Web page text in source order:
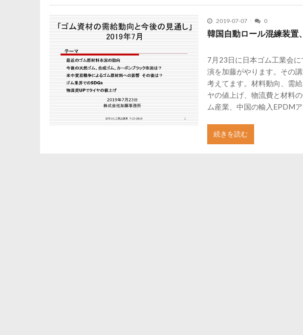
2019-07-07 0
韓国自動ロール混練装
7月23日に日本ゴム工業会
演を加藤がやります。その
考えてます。材料動向、需
ヤの値上げ、物流費と材料
ム産業、中国の輸入EPDMア
続きを読む